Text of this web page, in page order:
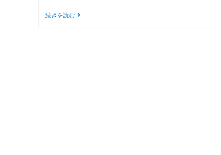
続きを読む